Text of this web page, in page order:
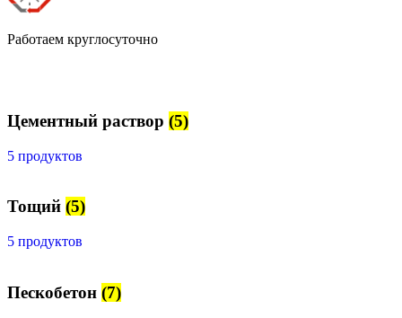
Работаем круглосуточно
Цементный раствор (5)
5 продуктов
Тощий (5)
5 продуктов
Пескобетон (7)